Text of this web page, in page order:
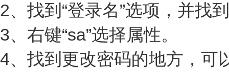
2、找到“登录名”选项，并找
3、右键“sa”选择属性。
4、找到更改密码的地方，可